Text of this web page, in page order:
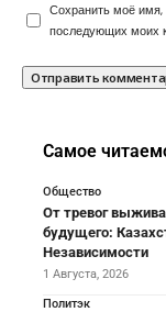
Сохранить моё имя,
последующих моих
Самое
Общество
От тревог
будущего:
Независимости
1 Августа, 2026
Политэк